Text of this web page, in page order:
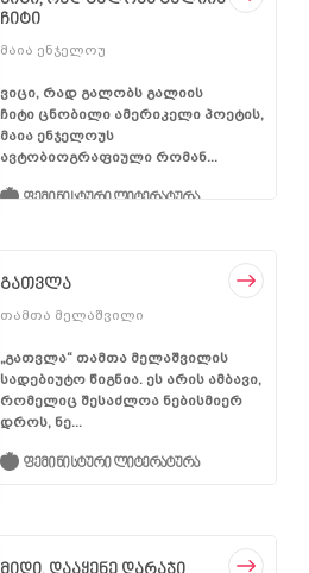
სიახლეები
განცხადებები
ღონისძიებები
საქმიანობა
თემის
გაძლიერება
თანამშრომლობა
პუბლიკაციები
სტატია
დოკუმენტი
გზამკვლევი
მედიათეკა
ფემინისტური
ჩიტი
მაია ენჯელოუ
ვიცი, რად გალობს გალიის
ჩიტი ცნობილი ამერიკელი პოეტის,
მაია ენჯელოუს
ავტობიოგრაფიული რომან...
ფემინისტური ლიტერატურა
გათვლა
თამთა მელაშვილი
„გათვლა“ თამთა მელაშვილის
სადებიუტო წიგნია. ეს არის ამბავი,
რომელიც შესაძლოა ნებისმიერ
დროს, ნე...
ფემინისტური ლიტერატურა